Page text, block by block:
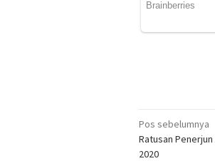
Navigasi
pos
Pos sebelumnya
Ratusan Penerjun
2020